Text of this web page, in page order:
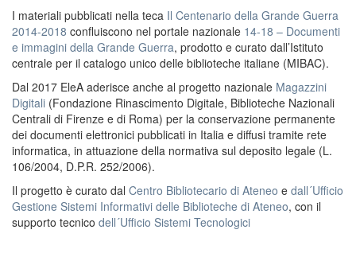
I materiali pubblicati nella teca Il Centenario della Grande Guerra
2014-2018 confluiscono nel portale nazionale 14-18 – Documenti
e immagini della Grande Guerra, prodotto e curato dall’Istituto
centrale per il catalogo unico delle biblioteche italiane (MIBAC).
Dal 2017 EleA aderisce anche al progetto nazionale Magazzini
Digitali (Fondazione Rinascimento Digitale, Biblioteche Nazionali
Centrali di Firenze e di Roma) per la conservazione permanente
dei documenti elettronici pubblicati in Italia e diffusi tramite rete
informatica, in attuazione della normativa sul deposito legale (L.
106/2004, D.P.R. 252/2006).
Il progetto è curato dal Centro Bibliotecario di Ateneo e dall´Ufficio
Gestione Sistemi Informativi delle Biblioteche di Ateneo, con il
supporto tecnico dell´Ufficio Sistemi Tecnologici